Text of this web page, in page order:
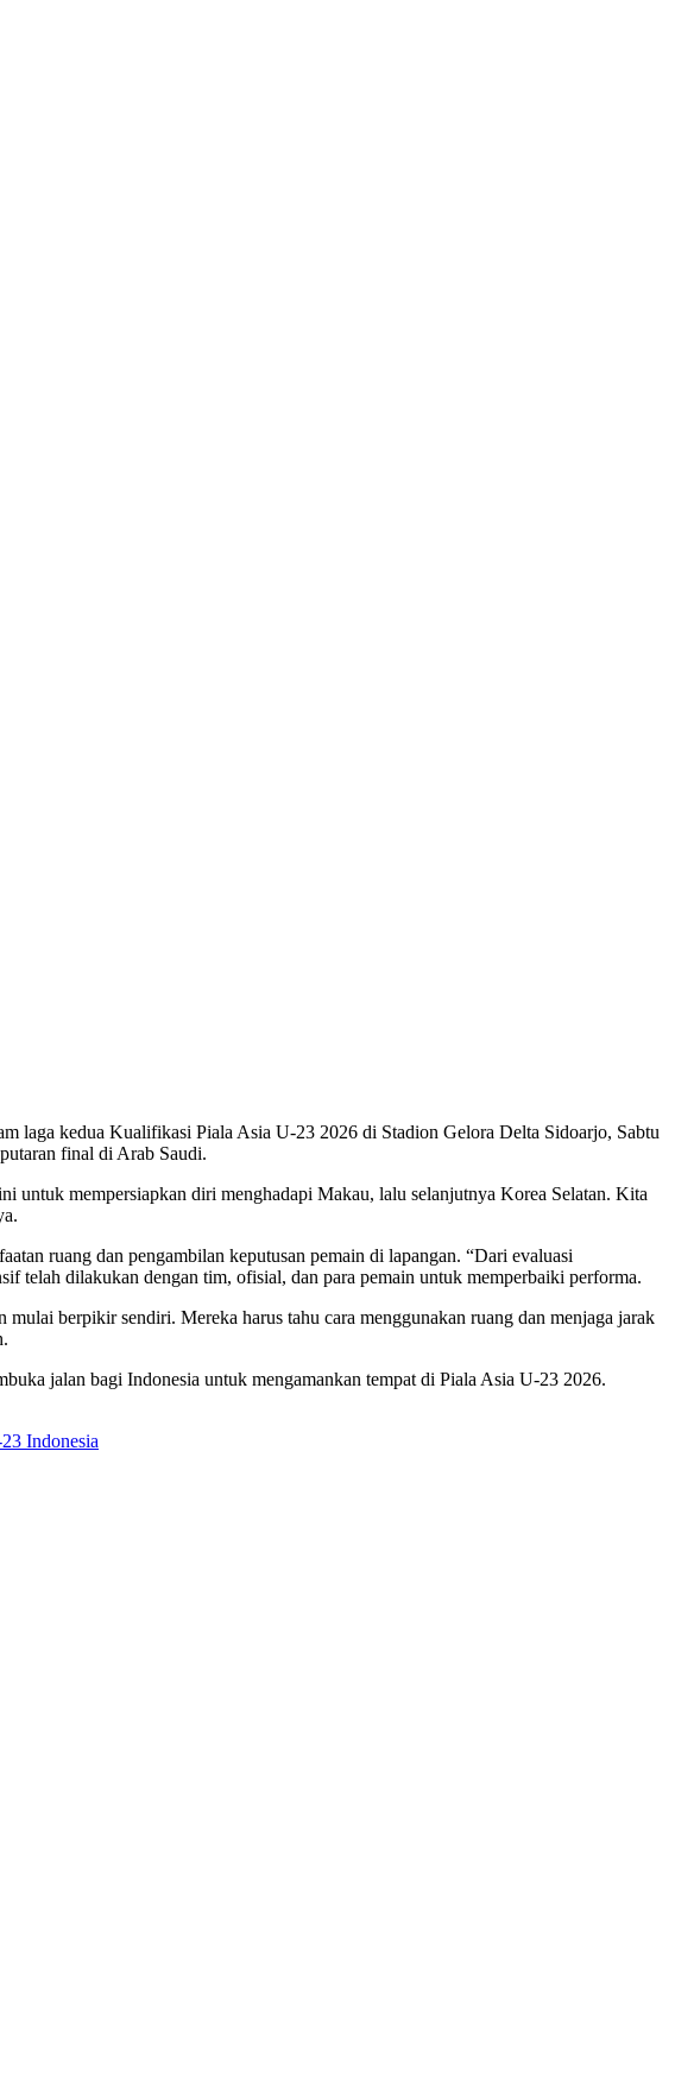
laga kedua Kualifikasi Piala Asia U-23 2026 di Stadion Gelora Delta Sidoarjo, Sabtu
final di Arab Saudi.
untuk mempersiapkan diri menghadapi Makau, lalu selanjutnya Korea Selatan. Kita
ruang dan pengambilan keputusan pemain di lapangan. “Dari evaluasi
telah dilakukan dengan tim, ofisial, dan para pemain untuk memperbaiki performa.
berpikir sendiri. Mereka harus tahu cara menggunakan ruang dan menjaga jarak
jalan bagi Indonesia untuk mengamankan tempat di Piala Asia U-23 2026.
Indonesia